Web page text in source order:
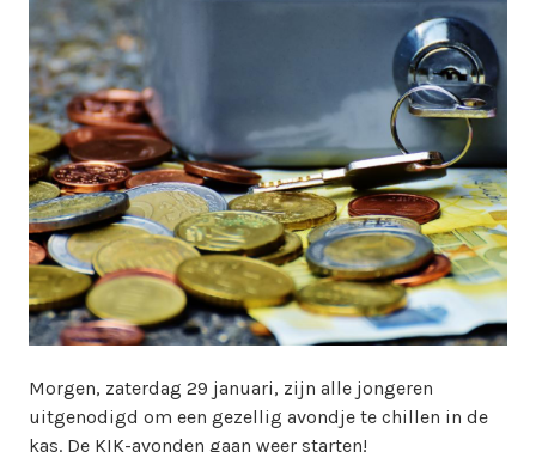
b
m
a
s
t
e
r
Morgen, zaterdag 29 januari, zijn alle jongeren
uitgenodigd om een gezellig avondje te chillen in de
kas. De KIK-avonden gaan weer starten!